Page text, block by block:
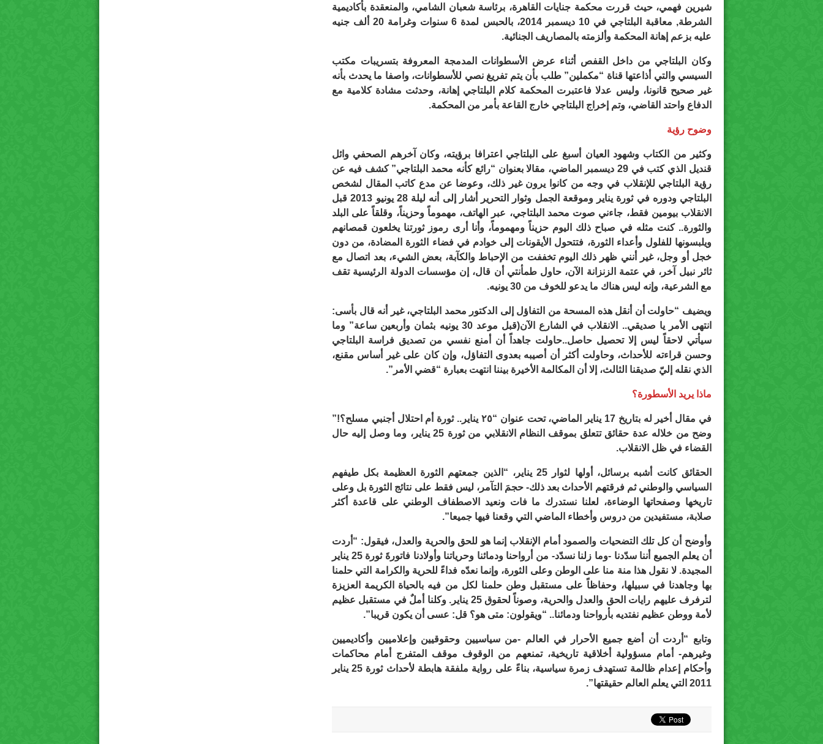
شيرين فهمي، حيث قررت محكمة جنايات القاهرة، برئاسة شعبان الشامي، والمنعقدة بأكاديمية
الشرطة, معاقبة البلتاجي في 10 ديسمبر 2014، بالحبس لمدة 6 سنوات وغرامة 20 ألف جنيه
عليه بزعم إهانة المحكمة وألزمته بالمصاريف الجنائية.
وكان البلتاجي من داخل القفص أثناء عرض الأسطوانات المدمجة المعروفة بتسريبات مكتب
السيسي والتي أذاعتها قناة “مكملين” طلب بأن يتم تفريغ نصي للأسطوانات، واصفا ما يحدث بأنه
غير صحيح قانونا، وليس عدلا فاعتبرت المحكمة كلام البلتاجي إهانة، وحدثت مشادة كلامية مع
الدفاع واحتد القاضي، وتم إخراج البلتاجي خارج القاعة بأمر من المحكمة.
وضوح رؤية
وكثير من الكتاب وشهود العيان أسبغ على البلتاجي اعترافا برؤيته، وكان آخرهم الصحفي وائل
قنديل الذي كتب في 29 ديسمبر الماضي، مقالا بعنوان “رائع كأنه محمد البلتاجي” كشف فيه عن
رؤية البلتاجي للإنقلاب في وجه من كانوا يرون غير ذلك، وعوضا عن مدع كاتب المقال لشخص
البلتاجي ودوره في ثورة يناير وموقعة الجمل وثوار التحرير أشار إلى أنه ليلة 28 يونيو 2013 قبل
الانقلاب بيومين فقط، جاءني صوت محمد البلتاجي، عبر الهاتف، مهموماً وحزيناً، وقلقاً على البلد
والثورة.. كنت مثله في صباح ذلك اليوم حزيناً ومهموماً، وأنا أرى رموز ثورتنا يخلعون قمصانهم
ويلبسونها للفلول وأعداء الثورة، فتتحول الأيقونات إلى خوادم في فضاء الثورة المضادة، من دون
خجل أو وجل، غير أنني ظهر ذلك اليوم تخففت من الإحباط والكآبة، بعض الشيء، بعد اتصال مع
ثائر نبيل آخر، في عتمة الزنزانة الآن، حاول طمأنتي أن قال، إن مؤسسات الدولة الرئيسية تقف
مع الشرعية، وإنه ليس هناك ما يدعو للخوف من 30 يونيه.
ويضيف “حاولت أن أنقل هذه المسحة من التفاؤل إلى الدكتور محمد البلتاجي، غير أنه قال بأسى:
انتهى الأمر يا صديقي.. الانقلاب في الشارع الآن(قبل موعد 30 يونيه بثمان وأربعين ساعة” وما
سيأتي لاحقاً ليس إلا تحصيل حاصل..حاولت جاهداً أن أمنع نفسي من تصديق فراسة البلتاجي
وحسن قراءته للأحداث، وحاولت أكثر أن أصيبه بعدوى التفاؤل، وإن كان على غير أساس مقنع،
الذي نقله إليّ صديقنا الثالث، إلا أن المكالمة الأخيرة بيننا انتهت بعبارة “قضي الأمر”.
ماذا يريد الأسطورة؟
في مقال أخير له بتاريخ 17 يناير الماضي، تحت عنوان “٢٥ يناير.. ثورة أم احتلال أجنبي مسلح؟!”
وضح من خلاله عدة حقائق تتعلق بموقف النظام الانقلابي من ثورة 25 يناير، وما وصل إليه حال
القضاء في ظل الانقلاب.
الحقائق كانت أشبه برسائل، أولها لثوار 25 يناير، “الذين جمعتهم الثورة العظيمة بكل طيفهم
السياسي والوطني ثم فرقتهم الأحداث بعد ذلك- حجمَ التآمر، ليس فقط على نتائج الثورة بل وعلى
تاريخها وصفحاتها الوضاءة، لعلنا نستدرك ما فات ونعيد الاصطفاف الوطني على قاعدة أكثر
صلابة، مستفيدين من دروس وأخطاء الماضي التي وقعنا فيها جميعا”.
وأوضح أن كل تلك التضحيات والصمود أمام الإنقلاب إنما هو للحق والحرية والعدل، فيقول: “أردت
أن يعلم الجميع أننا سدّدنا -وما زلنا نسدّد- من أرواحنا ودمائنا وحرياتنا وأولادنا فاتورةَ ثورة 25 يناير
المجيدة. لا نقول هذا منة منا على الوطن وعلى الثورة، وإنما نعدّه فداءً للحرية والكرامة التي حلمنا
بها وجاهدنا في سبيلها، وحفاظاً على مستقبل وطن حلمنا لكل من فيه بالحياة الكريمة العزيزة
لترفرف عليهم رايات الحق والعدل والحرية، وصوناً لحقوق 25 يناير. وكلنا أملٌ في مستقبل عظيم
لأمة ووطن عظيم نفتديه بأرواحنا ودمائنا.. “ويقولون: متى هو؟ قل: عسى أن يكون قريبا”.
وتابع “أردت أن أضع جميع الأحرار في العالم -من سياسيين وحقوقيين وإعلاميين وأكاديميين
وغيرهم- أمام مسؤولية أخلاقية تاريخية، تمنعهم من الوقوف موقف المتفرج أمام محاكمات
وأحكام إعدام ظالمة تستهدف زمرة سياسية، بناءً على رواية ملفقة هابطة لأحداث ثورة 25 يناير
2011 التي يعلم العالم حقيقتها”.